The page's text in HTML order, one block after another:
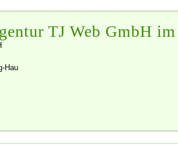
TJ Web GmbH
Hau